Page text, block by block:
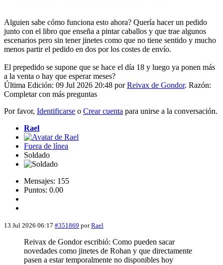
Alguien sabe cómo funciona esto ahora? Quería hacer un pedido
junto con el libro que enseña a pintar caballos y que trae algunos
escenarios pero sin tener jinetes como que no tiene sentido y mucho
menos partir el pedido en dos por los costes de envío.
El prepedido se supone que se hace el día 18 y luego ya ponen más
a la venta o hay que esperar meses?
Última Edición: 09 Jul 2026 20:48 porReivax de Gondor. Razón:
Completar con más preguntas
Por favor, Identificarse o Crear cuenta para unirse a la conversación.
Rael
Fuera de línea
Soldado
Mensajes: 155
Puntos: 0.00
13 Jul 2026 06:17 #351869 porRael
Reivax de Gondor escribió: Como pueden sacar
novedades como jinetes de Rohan y que directamente
pasen a estar temporalmente no disponibles hoy